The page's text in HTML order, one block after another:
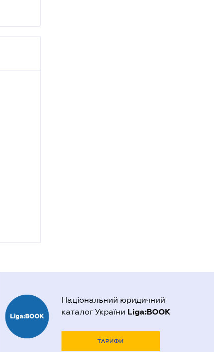
Національний юридичний
каталог України Liga:BOOK
ТАРИФИ